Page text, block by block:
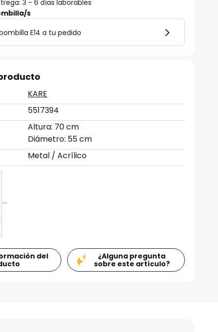
3 - 6 días laborables
s
E14 a tu pedido
KARE
5517394
Altura: 70 cm
Diámetro: 55 cm
Metal / Acrílico
del
¿Alguna pregunta
sobre este artículo?